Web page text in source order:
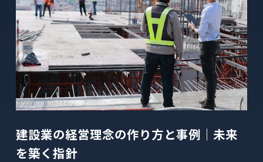
建設業の経営理念の作り方と事例｜未来
を築く指針